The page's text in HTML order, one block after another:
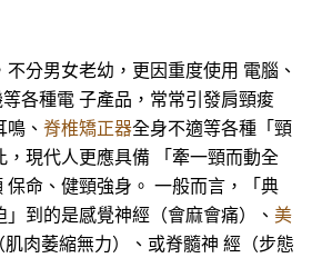
分男女老幼，更因重度使用 電腦、
各種電 子產品，常常引發肩頸痠
、 脊椎矯正器全身不適等各種「頸
現代人更應具備 「牽一頸而動全
保命、健頸強身。 一般而言，「典
到的是感覺神經（會麻會痛）、 美
肉萎縮無力）、或脊髓神 經（步態